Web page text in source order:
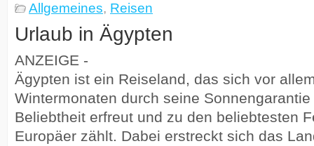
Allgemeines, Reisen
Urlaub in Ägypten
ANZEIGE -
Ägypten ist ein Reiseland, das sich vor
Wintermonaten durch seine
Beliebtheit erfreut und zu den beliebtesten
Europäer zählt. Dabei erstreckt sich das